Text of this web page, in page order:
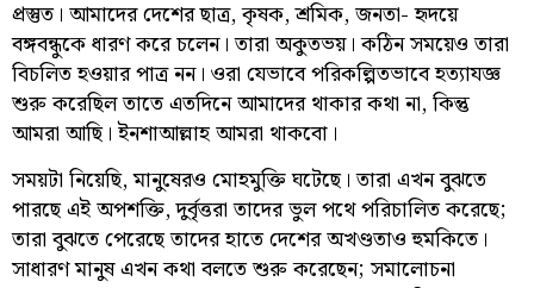
প্রস্তুত। আমাদের দেশের ছাত্র, কৃষক, শ্রমিক, জনতা- হৃদয়ে
বঙ্গবন্ধুকে ধারণ করে চলেন। তারা অকুতভয়। কঠিন সময়েও তারা
বিচলিত হওয়ার পাত্র নন। ওরা যেভাবে পরিকল্পিতভাবে হত্যাযজ্ঞ
শুরু করেছিল তাতে এতদিনে আমাদের থাকার কথা না, কিন্তু
আমরা আছি। ইনশাআল্লাহ আমরা থাকবো।
সময়টা নিয়েছি, মানুষেরও মোহমুক্তি ঘটেছে। তারা এখন বুঝতে
পারছে এই অপশক্তি, দুর্বৃত্তরা তাদের ভুল পথে পরিচালিত করেছে;
তারা বুঝতে পেরেছে তাদের হাতে দেশের অখণ্ডতাও হুমকিতে।
সাধারণ মানুষ এখন কথা বলতে শুরু করেছেন; সমালোচনা